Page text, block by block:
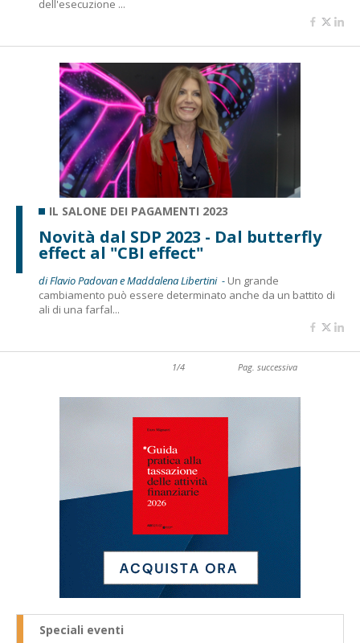
dell'esecuzione ...
IL SALONE DEI PAGAMENTI 2023
Novità dal SDP 2023 - Dal butterfly
effect al "CBI effect"
di Flavio Padovan e Maddalena Libertini - Un grande
cambiamento può essere determinato anche da un battito di
ali di una farfal...
1/4 Pag. successiva
Speciali eventi